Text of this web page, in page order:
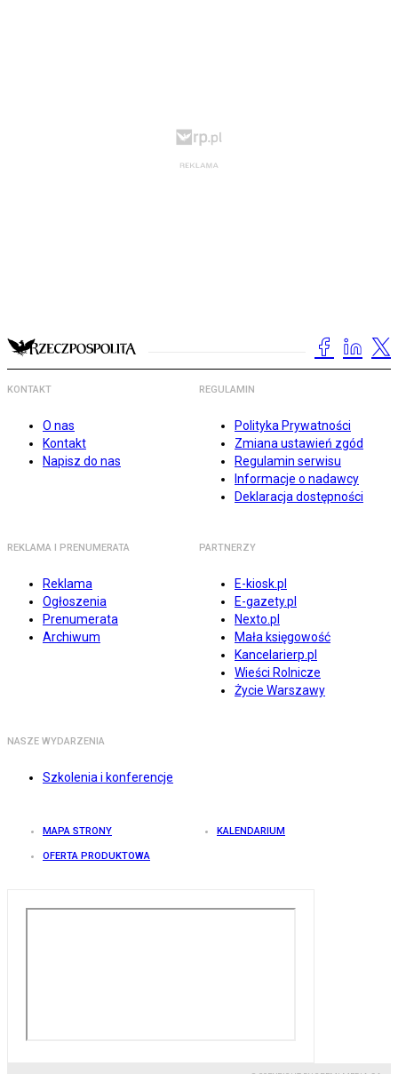
KONTAKT
O nas
Kontakt
Napisz do nas
REGULAMIN
Polityka Prywatności
Zmiana ustawień zgód
Regulamin serwisu
Informacje o nadawcy
Deklaracja dostępności
REKLAMA I PRENUMERATA
Reklama
Ogłoszenia
Prenumerata
Archiwum
PARTNERZY
E-kiosk.pl
E-gazety.pl
Nexto.pl
Mała księgowość
Kancelarierp.pl
Wieści Rolnicze
Życie Warszawy
NASZE WYDARZENIA
Szkolenia i konferencje
MAPA STRONY KALENDARIUM
OFERTA PRODUKTOWA